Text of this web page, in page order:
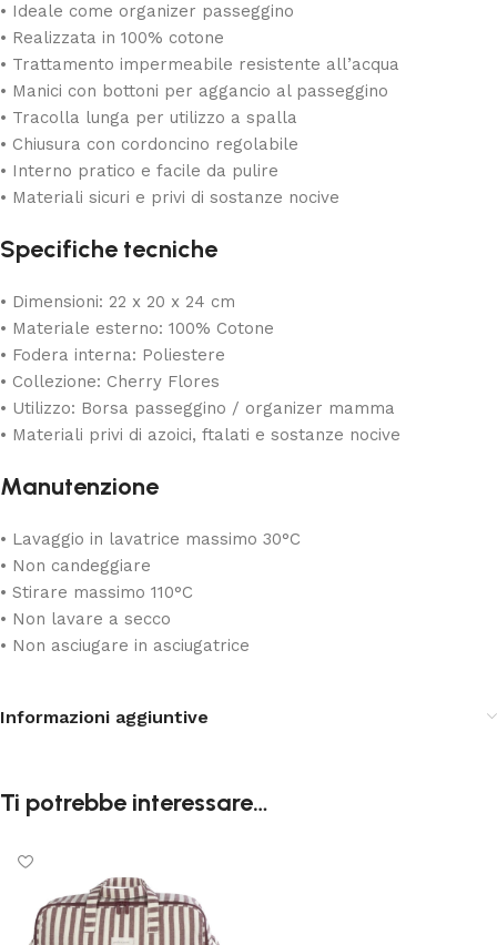
• Ideale come organizer passeggino
• Realizzata in 100% cotone
• Trattamento impermeabile resistente all’acqua
• Manici con bottoni per aggancio al passeggino
• Tracolla lunga per utilizzo a spalla
• Chiusura con cordoncino regolabile
• Interno pratico e facile da pulire
• Materiali sicuri e privi di sostanze nocive
Specifiche tecniche
• Dimensioni: 22 x 20 x 24 cm
• Materiale esterno: 100% Cotone
• Fodera interna: Poliestere
• Collezione: Cherry Flores
• Utilizzo: Borsa passeggino / organizer mamma
• Materiali privi di azoici, ftalati e sostanze nocive
Manutenzione
• Lavaggio in lavatrice massimo 30°C
• Non candeggiare
• Stirare massimo 110°C
• Non lavare a secco
• Non asciugare in asciugatrice
Informazioni aggiuntive
Ti potrebbe interessare…